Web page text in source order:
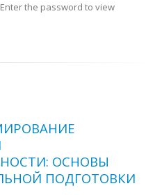
the password to view
ОСНОВЫ
ПОДГОТОВКИ